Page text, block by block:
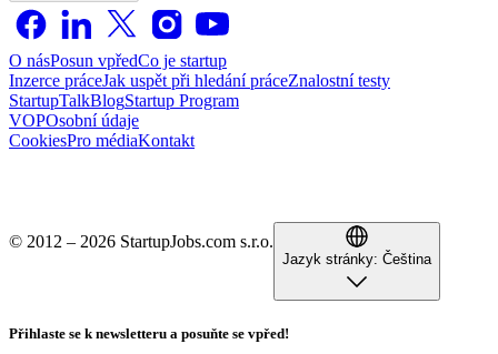
O násPosun vpředCo je startup
Inzerce práceJak uspět při hledání práceZnalostní testy
StartupTalkBlogStartup Program
VOPOsobní údaje
CookiesPro médiaKontakt
© 2012 – 2026 StartupJobs.com s.r.o.
Jazyk stránky: Čeština
Přihlaste se k newsletteru a posuňte se vpřed!